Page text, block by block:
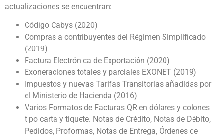
actualizaciones se encuentran:
Código Cabys (2020)
Compras a contribuyentes del Régimen Simplificado
(2019)
Factura Electrónica de Exportación (2020)
Exoneraciones totales y parciales EXONET (2019)
Impuestos y nuevas Tarifas Transitorias añadidas por
el Ministerio de Hacienda (2016)
Varios Formatos de Facturas QR en dólares y colones
tipo carta y tiquete. Notas de Crédito, Notas de Débito,
Pedidos, Proformas, Notas de Entrega, Órdenes de